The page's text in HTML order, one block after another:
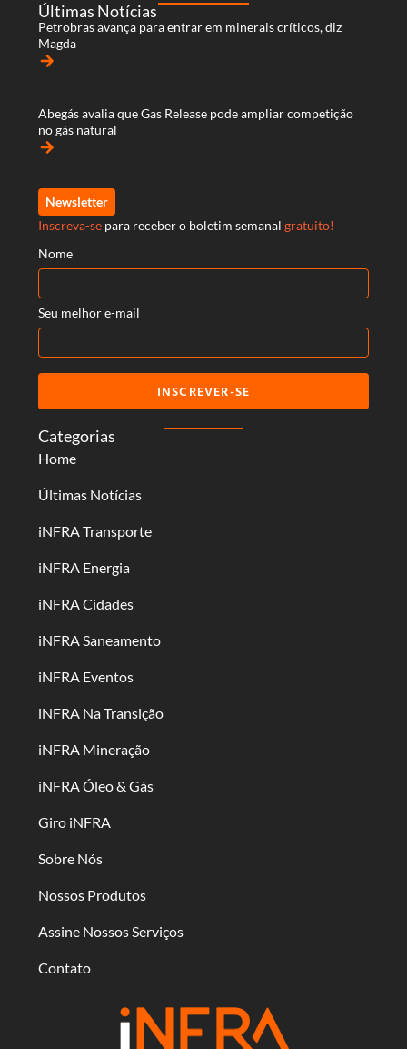
Categorias
Home
Últimas Notícias
iNFRA Transporte
iNFRA Energia
iNFRA Cidades
iNFRA Saneamento
iNFRA Eventos
iNFRA Na Transição
iNFRA Mineração
iNFRA Óleo & Gás
Giro iNFRA
Sobre Nós
Nossos Produtos
Assine Nossos Serviços
Contato
Últimas Notícias
Petrobras avança para entrar em minerais críticos, diz
Magda
arrow_forward
Abegás avalia que Gas Release pode ampliar competição
no gás natural
arrow_forward
Newsletter
Inscreva-se para receber o boletim semanal gratuito!
Nome
Seu melhor e-mail
INSCREVER-SE